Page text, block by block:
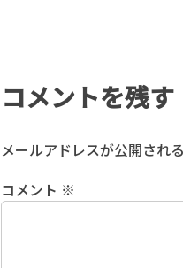
コメントを残す
メールアドレスが公開され
コメント ※